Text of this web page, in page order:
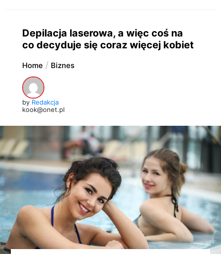
Depilacja laserowa, a więc coś na
co decyduje się coraz więcej kobiet
Home Biznes
by Redakcja
kook@onet.pl